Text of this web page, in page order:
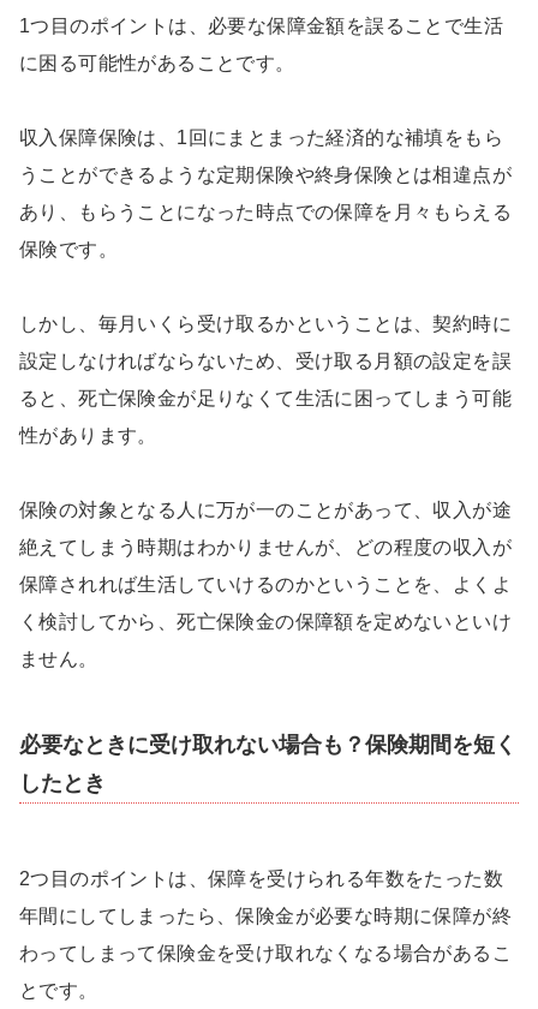
1つ目のポイントは、必要な保障金額を誤ることで生活
に困る可能性があることです。
収入保障保険は、1回にまとまった経済的な補填をもら
うことができるような定期保険や終身保険とは相違点が
あり、もらうことになった時点での保障を月々もらえる
保険です。
しかし、毎月いくら受け取るかということは、契約時に
設定しなければならないため、受け取る月額の設定を誤
ると、死亡保険金が足りなくて生活に困ってしまう可能
性があります。
保険の対象となる人に万が一のことがあって、収入が途
絶えてしまう時期はわかりませんが、どの程度の収入が
保障されれば生活していけるのかということを、よくよ
く検討してから、死亡保険金の保障額を定めないといけ
ません。
必要なときに受け取れない場合も？保険期間を短く
したとき
2つ目のポイントは、保障を受けられる年数をたった数
年間にしてしまったら、保険金が必要な時期に保障が終
わってしまって保険金を受け取れなくなる場合があるこ
とです。